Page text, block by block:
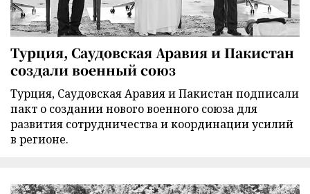
Турция, Саудовская Аравия и Пакистан
создали военный союз
Турция, Саудовская Аравия и Пакистан подписали
пакт о создании нового военного союза для
развития сотрудничества и координации усилий
в регионе.